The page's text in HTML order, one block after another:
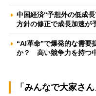
中国経済“予想外の低成
方針の修正で成長加速が
“AI革命”で爆発的な需要
か？ 高い競争力を持つ
「みんなで大家さ